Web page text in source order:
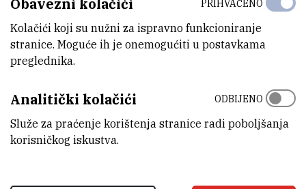
smještaj platforme BioMed i objekt A1 za smještaj platforme ICST.
Obavezni kolačići
Kolačići koji su nužni za ispravno funkcioniranje
stranice. Moguće ih je onemogućiti u postavkama
preglednika.
PRIHVAĆENO
Analitički kolačići
Služe za praćenje korištenja stranice radi poboljšanja
korisničkog iskustva.
ODBIJENO